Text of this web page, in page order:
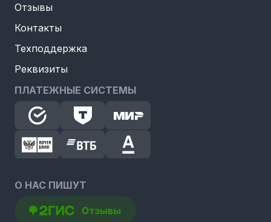
Отзывы
Контакты
Техподдержка
Реквизиты
ПЛАТЕЖНЫЕ СИСТЕМЫ
О НАС ПИШУТ